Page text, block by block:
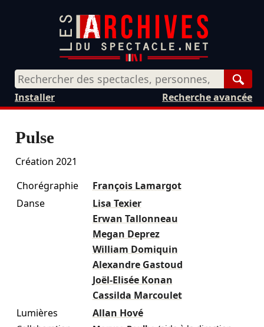
Recherche avancée
Installer
Pulse
Création 2021
Chorégraphie
François Lamargot
Danse
Lisa Texier
Erwan Tallonneau
Megan Deprez
William Domiquin
Alexandre Gastoud
Joël-Elisée Konan
Cassilda Marcoulet
Lumières
Allan Hové